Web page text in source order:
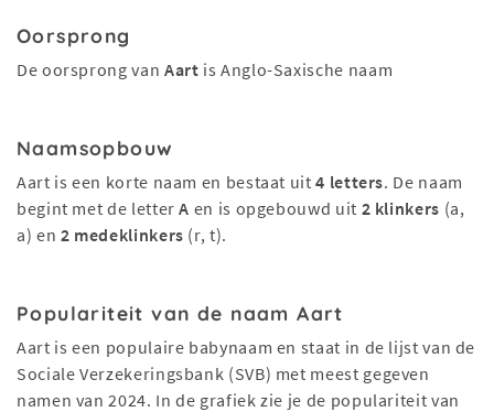
Oorsprong
De oorsprong van Aart is Anglo-Saxische naam
Naamsopbouw
Aart is een korte naam en bestaat uit4 letters. De naam
begint met de letterA en is opgebouwd uit 2 klinkers (a,
a) en 2 medeklinkers (r, t).
Populariteit van de naam Aart
Aart is een populaire babynaam en staat in de lijst van de
Sociale Verzekeringsbank (SVB) met meest gegeven
namen van 2024. In de grafiek zie je de populariteit van